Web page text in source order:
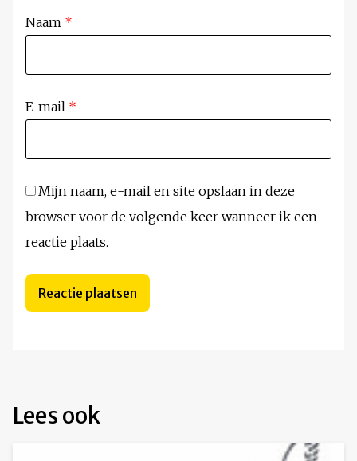
Naam *
E-mail *
Mijn naam, e-mail en site opslaan in deze
browser voor de volgende keer wanneer ik een
reactie plaats.
Lees ook